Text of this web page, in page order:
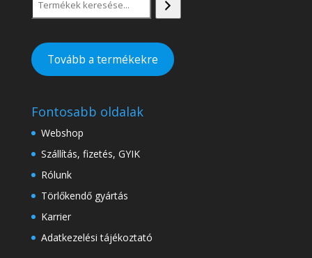
Tovább a termékekre
Fontosabb oldalak
Webshop
Szállítás, fizetés, GYIK
Rólunk
Törlőkendő gyártás
Karrier
Adatkezelési tájékoztató